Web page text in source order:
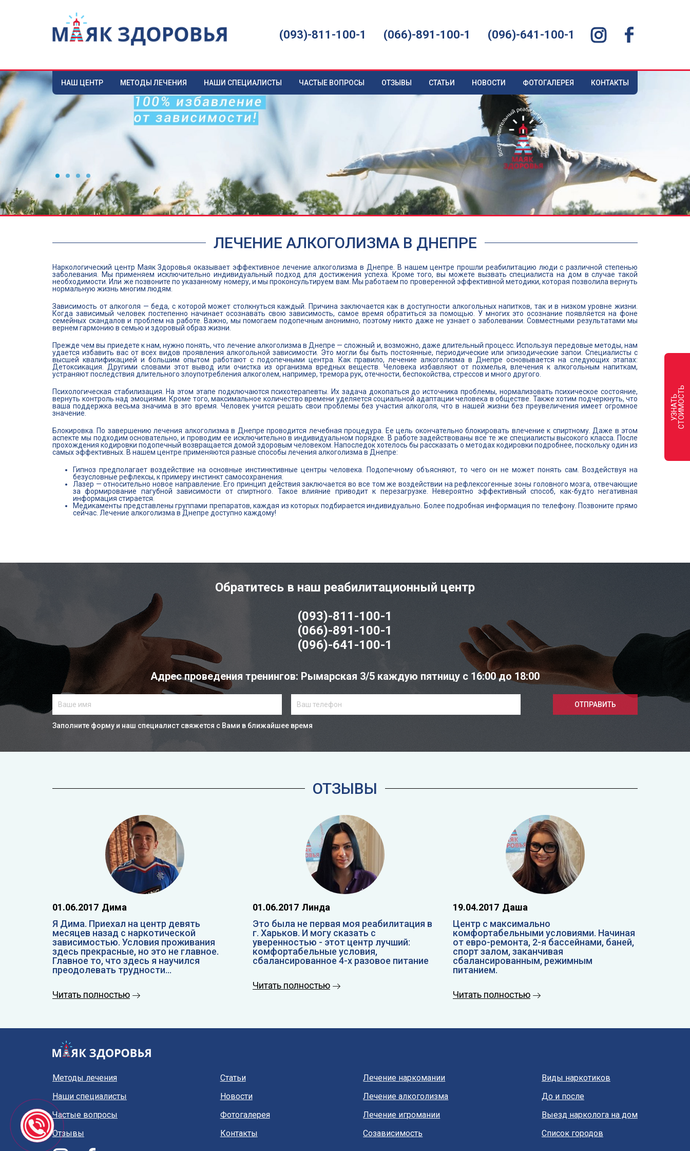
(093)-811-100-1 (066)-891-100-1 (096)-641-100-1
НАШ ЦЕНТР МЕТОДЫ ЛЕЧЕНИЯ НАШИ СПЕЦИАЛИСТЫ ЧАСТЫЕ ВОПРОСЫ ОТЗЫВЫ СТАТЬИ НОВОСТИ ФОТОГАЛЕРЕЯ КОНТАКТЫ
ЛЕЧЕНИЕ АЛКОГОЛИЗМА В ДНЕПРЕ
Наркологический центр Маяк Здоровья оказывает эффективное лечение алкоголизма в Днепре. В нашем центре прошли реабилитацию люди с различной степенью
заболевания. Мы применяем исключительно индивидуальный подход для достижения успеха. Кроме того, вы можете вызвать специалиста на дом в случае такой
необходимости. Или же позвоните по указанному номеру, и мы проконсультируем вам. Мы работаем по проверенной эффективной методики, которая позволила вернуть
нормальную жизнь многим людям.
Зависимость от алкоголя — беда, с которой может столкнуться каждый. Причина заключается как в доступности алкогольных напитков, так и в низком уровне жизни.
Когда зависимый человек постепенно начинает осознавать свою зависимость, самое время обратиться за помощью. У многих это осознание появляется на фоне
семейных скандалов и проблем на работе. Важно, мы помогаем подопечным анонимно, поэтому никто даже не узнает о заболевании. Совместными результатами мы
вернем гармонию в семью и здоровый образ жизни.
Прежде чем вы приедете к нам, нужно понять, что лечение алкоголизма в Днепре — сложный и, возможно, даже длительный процесс. Используя передовые методы, нам
удается избавить вас от всех видов проявления алкогольной зависимости. Это могли бы быть постоянные, периодические или эпизодические запои. Специалисты с
высшей квалификацией и большим опытом работают с подопечными центра. Как правило, лечение алкоголизма в Днепре основывается на следующих этапах:
Детоксикация. Другими словами этот вывод или очистка из организма вредных веществ. Человека избавляют от похмелья, влечения к алкогольным напиткам,
устраняют последствия длительного злоупотребления алкоголем, например, тремора рук, отечности, беспокойства, стрессов и много другого.
Психологическая стабилизация. На этом этапе подключаются психотерапевты. Их задача докопаться до источника проблемы, нормализовать психическое состояние,
вернуть контроль над эмоциями. Кроме того, максимальное количество времени уделяется социальной адаптации человека в обществе. Также хотим подчеркнуть, что
ваша поддержка весьма значима в это время. Человек учится решать свои проблемы без участия алкоголя, что в нашей жизни без преувеличения имеет огромное
значение.
Блокировка. По завершению лечения алкоголизма в Днепре проводится лечебная процедура. Ее цель окончательно блокировать влечение к спиртному. Даже в этом
аспекте мы подходим основательно, и проводим ее исключительно в индивидуальном порядке. В работе задействованы все те же специалисты высокого класса. После
прохождения кодировки подопечный возвращается домой здоровым человеком. Напоследок хотелось бы рассказать о методах кодировки подробнее, поскольку один из
самых эффективных. В нашем центре применяются разные способы лечения алкоголизма в Днепре:
Гипноз предполагает воздействие на основные инстинктивные центры человека. Подопечному объясняют, то чего он не может понять сам. Воздействуя на
безусловные рефлексы, к примеру инстинкт самосохранения.
Лазер — относительно новое направление. Его принцип действия заключается во все том же воздействии на рефлексогенные зоны головного мозга, отвечающие
за формирование пагубной зависимости от спиртного. Такое влияние приводит к перезагрузке. Невероятно эффективный способ, как-будто негативная
информация стирается.
Медикаменты представлены группами препаратов, каждая из которых подбирается индивидуально. Более подробная информация по телефону. Позвоните прямо
сейчас. Лечение алкоголизма в Днепре доступно каждому!
Обратитесь в наш реабилитационный центр
(093)-811-100-1
(066)-891-100-1
(096)-641-100-1
Адрес проведения тренингов: Рымарская 3/5 каждую пятницу с 16:00 до 18:00
Заполните форму и наш специалист свяжется с Вами в ближайшее время
ОТПРАВИТЬ
ОТЗЫВЫ
01.06.2017 Дима
Я Дима. Приехал на центр девять
месяцев назад с наркотической
зависимостью. Условия проживания
здесь прекрасные, но это не главное.
Главное то, что здесь я научился
преодолевать трудности...
Читать полностью
01.06.2017 Линда
Это была не первая моя реабилитация в
г. Харьков. И могу сказать с
уверенностью - этот центр лучший:
комфортабельные условия,
сбалансированное 4-х разовое питание
Читать полностью
19.04.2017 Даша
Центр с максимально
комфортабельными условиями. Начиная
от евро-ремонта, 2-я бассейнами, баней,
спорт залом, заканчивая
сбалансированным, режимным
питанием.
Читать полностью
Методы лечения
Наши специалисты
Частые вопросы
Отзывы
Статьи
Новости
Фотогалерея
Контакты
Лечение наркомании
Лечение алкоголизма
Лечение игромании
Созависимость
Виды наркотиков
До и после
Выезд нарколога на дом
Список городов
У
З
Н
А
Т
Ь
С
Т
О
И
М
О
С
ТЬ